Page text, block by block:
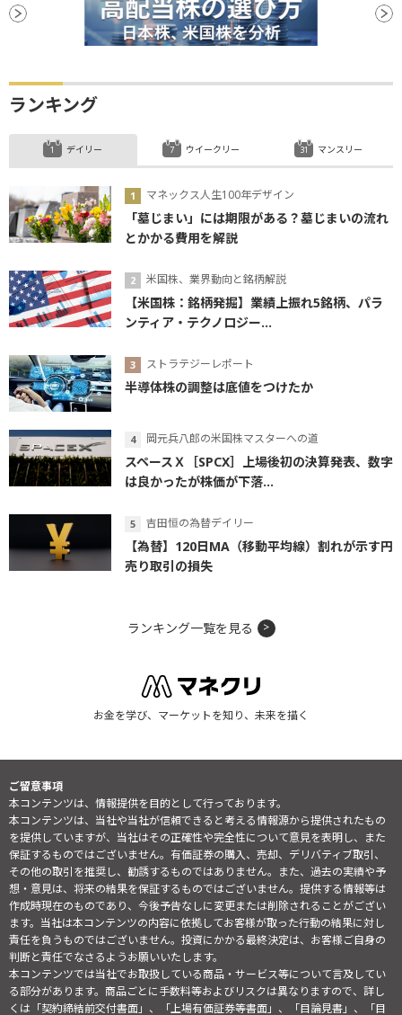
ランキング
デイリー
マネックス人生100年デザイン
「墓じまい」には期限がある？墓じまいの流れ
とかかる費用を解説
米国株、業界動向と銘柄解説
【米国株：銘柄発掘】業績上振れ5銘柄、パラ
ンティア・テクノロジー...
ストラテジーレポート
半導体株の調整は底値をつけたか
岡元兵八郎の米国株マスターへの道
スペースＸ［SPCX］上場後初の決算発表、数字
は良かったが株価が下落...
吉田恒の為替デイリー
【為替】120日MA（移動平均線）割れが示す円
売り取引の損失
ウイークリー マンスリー
ランキング一覧を見る
お金を学び、マーケットを知り、未来を描く
ご留意事項
本コンテンツは、情報提供を目的として行っております。
本コンテンツは、当社や当社が信頼できると考える情報源から提供されたもの
を提供していますが、当社はその正確性や完全性について意見を表明し、また
保証するものではございません。有価証券の購入、売却、デリバティブ取引、
その他の取引を推奨し、勧誘するものではありません。また、過去の実績や予
想・意見は、将来の結果を保証するものではございません。提供する情報等は
作成時現在のものであり、今後予告なしに変更または削除されることがござい
ます。当社は本コンテンツの内容に依拠してお客様が取った行動の結果に対し
責任を負うものではございません。投資にかかる最終決定は、お客様ご自身の
判断と責任でなさるようお願いいたします。
本コンテンツでは当社でお取扱している商品・サービス等について言及してい
る部分があります。商品ごとに手数料等およびリスクは異なりますので、詳し
くは「契約締結前交付書面」、「上場有価証券等書面」、「目論見書」、「目